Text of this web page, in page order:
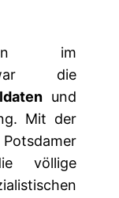
im
die
und
Mit der
völlige